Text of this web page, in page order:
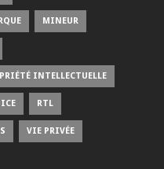
MINEUR
INTELLECTUELLE
RTL
VIE PRIVÉE